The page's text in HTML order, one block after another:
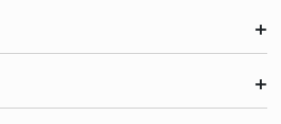
+
+